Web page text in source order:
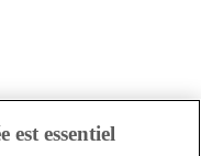
est essentiel